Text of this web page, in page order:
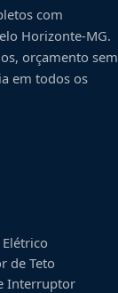
com
Horizonte-MG.
orçamento sem
em todos os
de Teto
Interruptor